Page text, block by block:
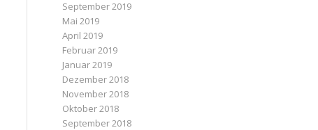
September 2019
Mai 2019
April 2019
Februar 2019
Januar 2019
Dezember 2018
November 2018
Oktober 2018
September 2018